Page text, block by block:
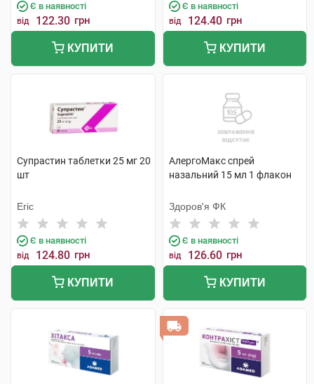
Є в наявності
від 122.30 грн
КУПИТИ
Є в наявності
від 124.40 грн
КУПИТИ
Супрастин таблетки 25 мг 20
шт
Егіс
Є в наявності
від 124.80 грн
КУПИТИ
АлергоМакс спрей
назальний 15 мл 1 флакон
Здоров'я ФК
Є в наявності
від 126.60 грн
КУПИТИ